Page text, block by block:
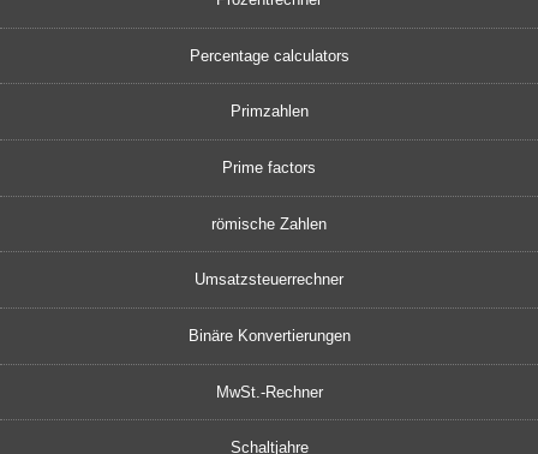
Percentage calculators
Primzahlen
Prime factors
römische Zahlen
Umsatzsteuerrechner
Binäre Konvertierungen
MwSt.-Rechner
Schaltjahre